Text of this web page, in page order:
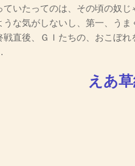
ていたってのは、その頃の奴
うな気がしないし、第一、うま
直後、ＧＩたちの、おこぼれ
えあ